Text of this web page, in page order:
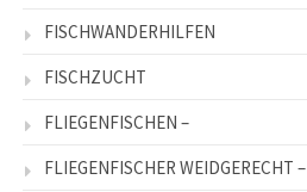
FISCHWANDERHILFEN
FISCHZUCHT
FLIEGENFISCHEN –
FLIEGENFISCHER WEIDGERECHT –